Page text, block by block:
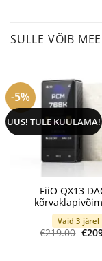
SULLE VÕIB
-5%
UUS! TULE KUULAMA!
FiiO QX13
Vaid 3 järel
€219.00
hind
€